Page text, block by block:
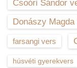
Csoóri Sándor
Donászy
farsangi vers
húsvéti gyerekvers